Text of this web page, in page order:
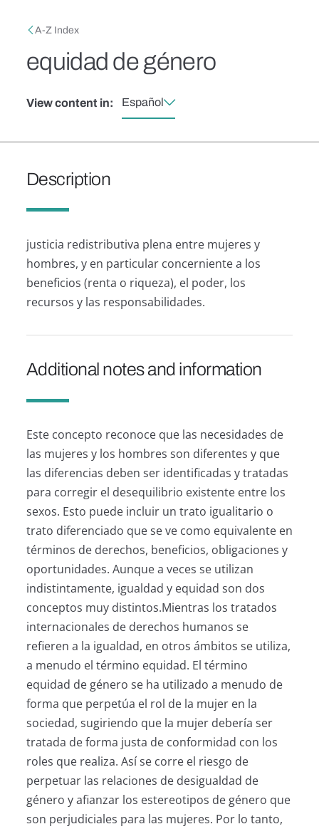
Breadcrumb
A-Z Index
equidad de género
View content in: Español
Description
justicia redistributiva plena entre mujeres y
hombres, y en particular concerniente a los
beneficios (renta o riqueza), el poder, los
recursos y las responsabilidades.
Additional notes and information
Este concepto reconoce que las necesidades de
las mujeres y los hombres son diferentes y que
las diferencias deben ser identificadas y tratadas
para corregir el desequilibrio existente entre los
sexos. Esto puede incluir un trato igualitario o
trato diferenciado que se ve como equivalente en
términos de derechos, beneficios, obligaciones y
oportunidades. Aunque a veces se utilizan
indistintamente, igualdad y equidad son dos
conceptos muy distintos.Mientras los tratados
internacionales de derechos humanos se
refieren a la igualdad, en otros ámbitos se utiliza,
a menudo el término equidad. El término
equidad de género se ha utilizado a menudo de
forma que perpetúa el rol de la mujer en la
sociedad, sugiriendo que la mujer debería ser
tratada de forma justa de conformidad con los
roles que realiza. Así se corre el riesgo de
perpetuar las relaciones de desigualdad de
género y afianzar los estereotipos de género que
son perjudiciales para las mujeres. Por lo tanto,